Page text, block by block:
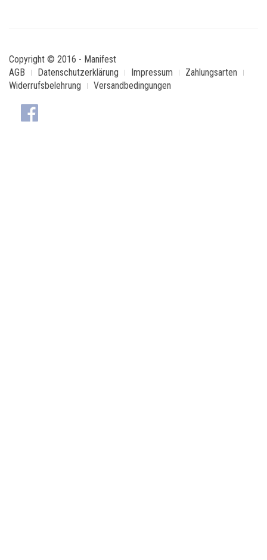
Copyright © 2016 - Manifest
AGB
Datenschutzerklärung Impressum
Zahlungsarten
Widerrufsbelehrung
Versandbedingungen